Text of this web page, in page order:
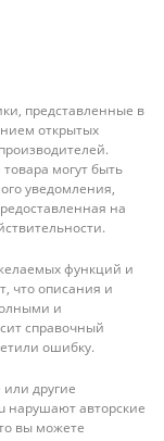
представленные в
открытых
могут быть
уведомления,
на
функций и
что описания и
и
справочный
ошибку.
другие
нарушают авторские
вы можете